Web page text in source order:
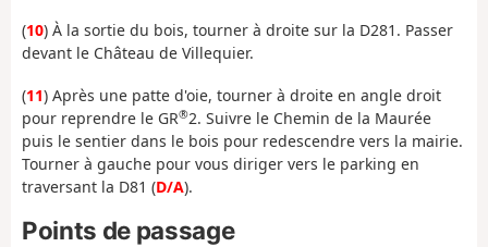
(10) À la sortie du bois, tourner à droite sur la D281. Passer
devant le Château de Villequier.
(11) Après une patte d'oie, tourner à droite en angle droit
pour reprendre le GR®2. Suivre le Chemin de la Maurée
puis le sentier dans le bois pour redescendre vers la mairie.
Tourner à gauche pour vous diriger vers le parking en
traversant la D81 (D/A).
Points de passage